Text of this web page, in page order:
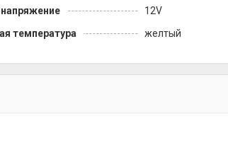
12V
температура
желтый